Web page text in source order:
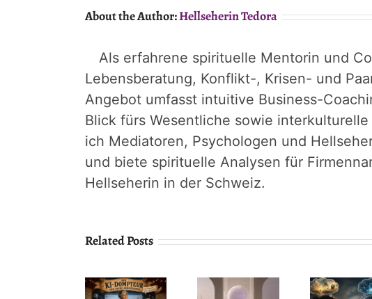
About the Author:Hellseherin Tedora
Als erfahrene spirituelle Mentorin und
Lebensberatung, Konflikt-, Krisen- und
Angebot umfasst intuitive Business-
Blick fürs Wesentliche sowie
ich Mediatoren, Psychologen und
und biete spirituelle Analysen für
Hellseherin in der Schweiz.
Related Posts